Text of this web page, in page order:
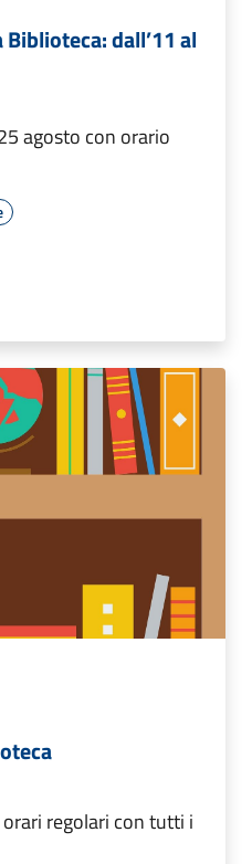
dall’11 al
agosto con orario
regolari con tutti i